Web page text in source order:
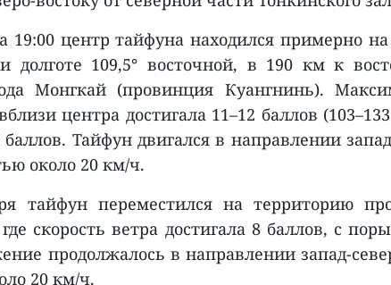
19:00 центр тайфуна находился примерно
долготе 109,5° восточной, в 190 км к
Монгкай (провинция Куангнинь).
центра достигала 11–12 баллов
Тайфун двигался в направлении
около 20 км/ч.
тайфун переместился на территорию
скорость ветра достигала 8 баллов, с
продолжалось в направлении запад-
20 км/ч.